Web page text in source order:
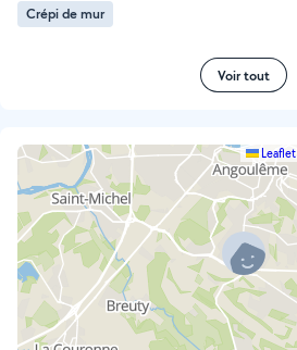
Crépi de mur
Voir tout
Leaflet